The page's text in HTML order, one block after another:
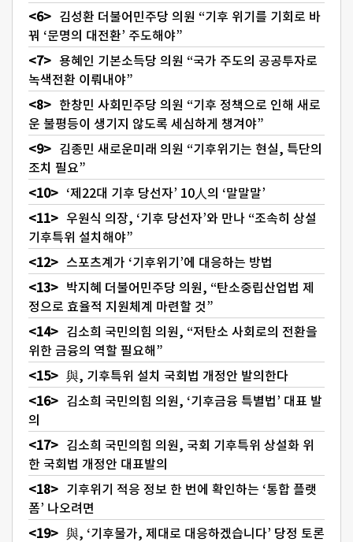
김성환 더불어민주당 의원 “기후 위기를 기회로 바
꿔 ‘문명의 대전환’ 주도해야”
용혜인 기본소득당 의원 “국가 주도의 공공투자로
녹색전환 이뤄내야”
한창민 사회민주당 의원 “기후 정책으로 인해 새로
운 불평등이 생기지 않도록 세심하게 챙겨야”
김종민 새로운미래 의원 “기후위기는 현실, 특단의
조치 필요”
‘제22대 기후 당선자’ 10人의 ‘말말말’
우원식 의장, ‘기후 당선자’와 만나 “조속히 상설
기후특위 설치해야”
스포츠계가 ‘기후위기’에 대응하는 방법
박지혜 더불어민주당 의원, “탄소중립산업법 제
정으로 효율적 지원체계 마련할 것”
김소희 국민의힘 의원, “저탄소 사회로의 전환을
위한 금융의 역할 필요해”
與, 기후특위 설치 국회법 개정안 발의한다
김소희 국민의힘 의원, ‘기후금융 특별법’ 대표 발
의
김소희 국민의힘 의원, 국회 기후특위 상설화 위
한 국회법 개정안 대표발의
기후위기 적응 정보 한 번에 확인하는 ‘통합 플랫
폼’ 나오려면
與, ‘기후물가, 제대로 대응하겠습니다’ 당정 토론